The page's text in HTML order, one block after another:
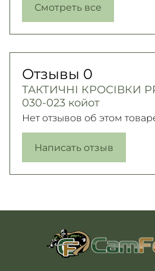
Смотреть все
Отзывы 0
ТАКТИЧНІ КРОСІВКИ
030-023 койот
Нет отзывов об этом
Написать отзыв